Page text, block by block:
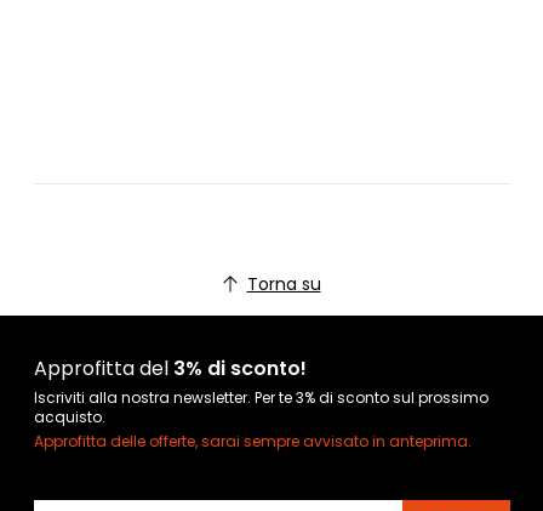
Torna su
Approfitta del 3% di sconto!
Iscriviti alla nostra newsletter. Per te 3% di sconto sul prossimo
acquisto.
Approfitta delle offerte, sarai sempre avvisato in anteprima.